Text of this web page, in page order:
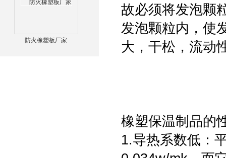
防火橡塑板厂家
故必须将发泡颗
发泡颗粒内，使
大，干松，流动
橡塑保温制品的
1.导热系数低：